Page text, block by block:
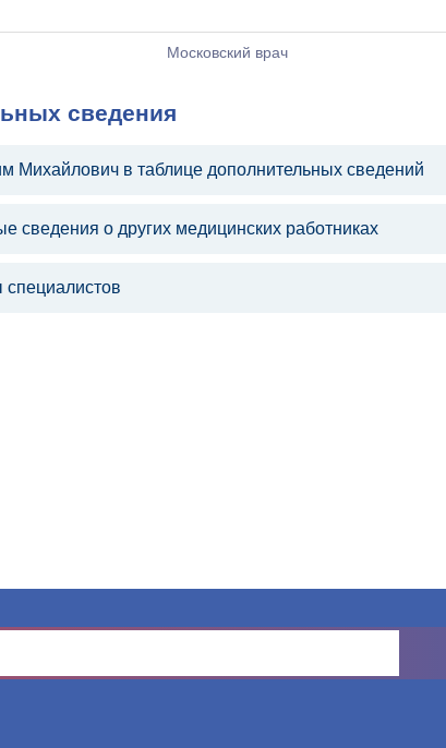
Московский врач
сведения
Михайлович в таблице дополнительных сведений
сведения о других медицинских работниках